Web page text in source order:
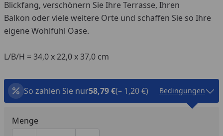
Blickfang, verschönern Sie Ihre Terrasse, Ihren
Balkon oder viele weitere Orte und schaffen Sie so Ihre
eigene Wohlfühl Oase.
L/B/H = 34,0 x 22,0 x 37,0 cm
So zahlen Sie nur58,79 €(– 1,20 €) Bedingungen
Menge